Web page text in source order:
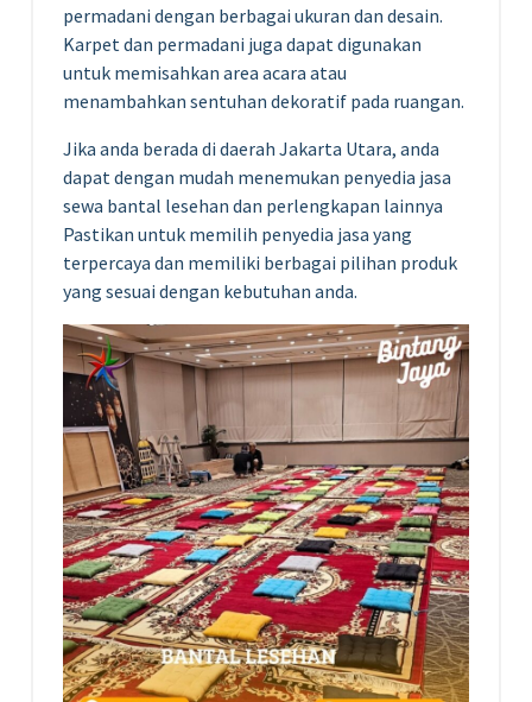
permadani dengan berbagai ukuran dan desain.
Karpet dan permadani juga dapat digunakan
untuk memisahkan area acara atau
menambahkan sentuhan dekoratif pada ruangan.
Jika anda berada di daerah Jakarta Utara, anda
dapat dengan mudah menemukan penyedia jasa
sewa bantal lesehan dan perlengkapan lainnya
Pastikan untuk memilih penyedia jasa yang
terpercaya dan memiliki berbagai pilihan produk
yang sesuai dengan kebutuhan anda.